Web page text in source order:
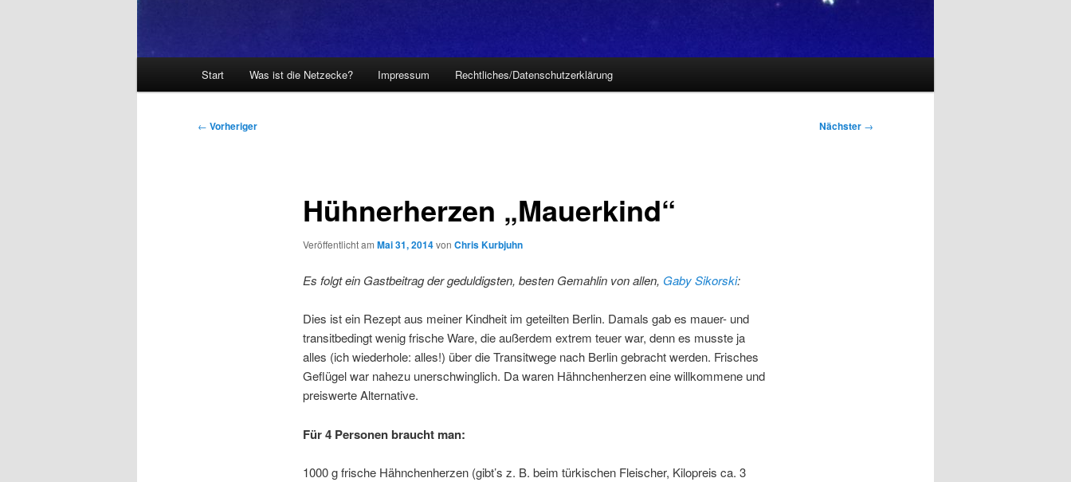
Start Was ist die Netzecke? Impressum Rechtliches/Datenschutzerklärung
Beitragsnavigation
← Vorheriger Nächster →
Hühnerherzen „Mauerkind“
Veröffentlicht am Mai 31, 2014von Chris Kurbjuhn
Es folgt ein Gastbeitrag der geduldigsten, besten Gemahlin von allen, Gaby Sikorski:
Dies ist ein Rezept aus meiner Kindheit im geteilten Berlin. Damals gab es mauer- und
transitbedingt wenig frische Ware, die außerdem extrem teuer war, denn es musste ja
alles (ich wiederhole: alles!) über die Transitwege nach Berlin gebracht werden. Frisches
Geflügel war nahezu unerschwinglich. Da waren Hähnchenherzen eine willkommene und
preiswerte Alternative.
Für 4 Personen braucht man:
1000 g frische Hähnchenherzen (gibt’s z. B. beim türkischen Fleischer, Kilopreis ca. 3